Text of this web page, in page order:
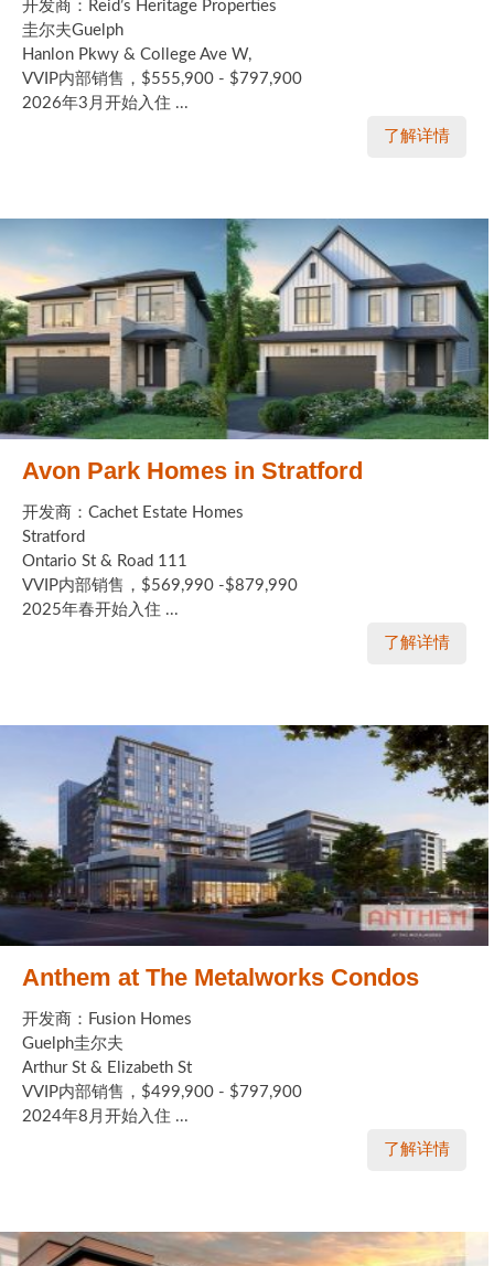
开发商：Reid’s Heritage Properties
圭尔夫Guelph
Hanlon Pkwy & College Ave W,
VVIP内部销售，$555,900 - $797,900
2026年3月开始入住 ...
了解详情
Avon Park Homes in Stratford
开发商：Cachet Estate Homes
Stratford
Ontario St & Road 111
VVIP内部销售，$569,990 -$879,990
2025年春开始入住 ...
了解详情
Anthem at The Metalworks Condos
开发商：Fusion Homes
Guelph圭尔夫
Arthur St & Elizabeth St
VVIP内部销售，$499,900 - $797,900
2024年8月开始入住 ...
了解详情